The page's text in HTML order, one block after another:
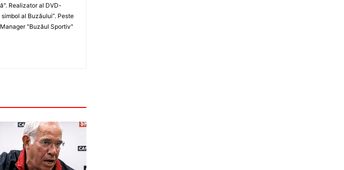
Realizator al DVD-
al Buzăului”. Peste
"Buzăul Sportiv"